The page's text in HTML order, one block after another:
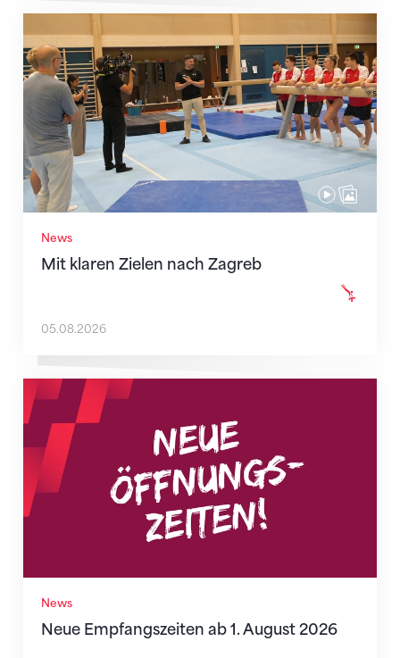
News
Mit klaren Zielen nach Zagreb
Mit klaren Zielen nach Zagreb
05.08.2026
News
Neue Empfangszeiten ab 1. August 2026
Neue Empfangszeiten ab 1. August 2026